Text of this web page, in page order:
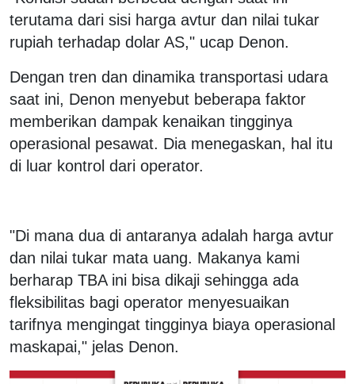
terutama dari sisi harga avtur dan nilai tukar
rupiah terhadap dolar AS," ucap Denon.
Dengan tren dan dinamika transportasi udara
saat ini, Denon menyebut beberapa faktor
memberikan dampak kenaikan tingginya
operasional pesawat. Dia menegaskan, hal itu
di luar kontrol dari operator.
"Di mana dua di antaranya adalah harga avtur
dan nilai tukar mata uang. Makanya kami
berharap TBA ini bisa dikaji sehingga ada
fleksibilitas bagi operator menyesuaikan
tarifnya mengingat tingginya biaya operasional
maskapai," jelas Denon.